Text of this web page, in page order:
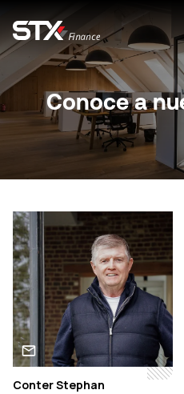
Conoce a
Conter Stephan